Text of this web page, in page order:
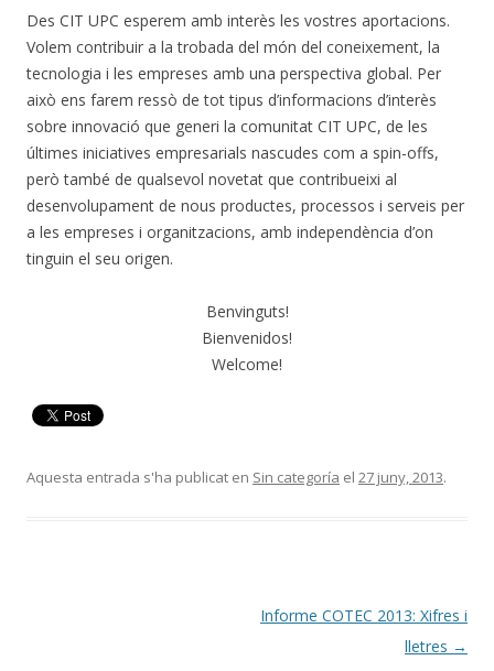
Des CIT UPC esperem amb interès les vostres aportacions.
Volem contribuir a la trobada del món del coneixement, la
tecnologia i les empreses amb una perspectiva global. Per
això ens farem ressò de tot tipus d’informacions d’interès
sobre innovació que generi la comunitat CIT UPC, de les
últimes iniciatives empresarials nascudes com a spin-offs,
però també de qualsevol novetat que contribueixi al
desenvolupament de nous productes, processos i serveis per
a les empreses i organitzacions, amb independència d’on
tinguin el seu origen.
Benvinguts!
Bienvenidos!
Welcome!
Aquesta entrada s'ha publicat en Sin categoría el 27 juny, 2013.
Informe COTEC 2013: Xifres i
lletres →